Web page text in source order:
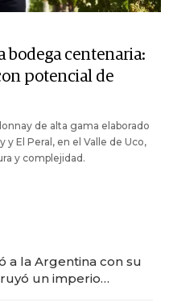
bodega centenaria:
potencial de
de alta gama elaborado
El Peral, en el Valle de Uco,
y complejidad.
a la Argentina con su
un imperio